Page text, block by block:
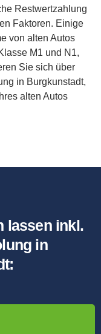
Restwertzahlung
Faktoren. Einige
von alten Autos
M1 und N1,
Sie sich über
in Burgkunstadt,
alten Autos
lassen inkl.
in